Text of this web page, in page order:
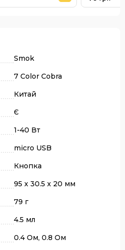
Smok
7 Color Cobra
Китай
Є
1-40 Вт
micro USB
Кнопка
95 x 30.5 x 20 мм
79 г
4.5 мл
0.4 Ом, 0.8 Ом